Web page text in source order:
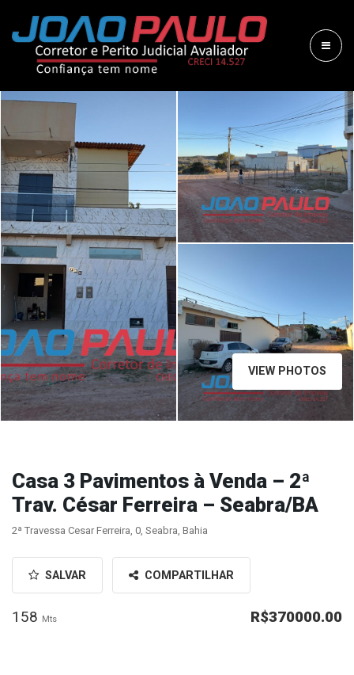
VIEW PHOTOS
Casa 3 Pavimentos à Venda – 2ª
Trav. César Ferreira – Seabra/BA
2ª Travessa Cesar Ferreira, 0, Seabra, Bahia
SALVAR COMPARTILHAR
158 Mts R$370000.00